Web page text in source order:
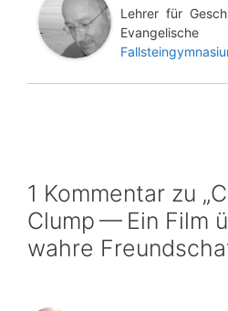
Lehrer für
1 Kommentar zu
Clump — Ein Film
wahre